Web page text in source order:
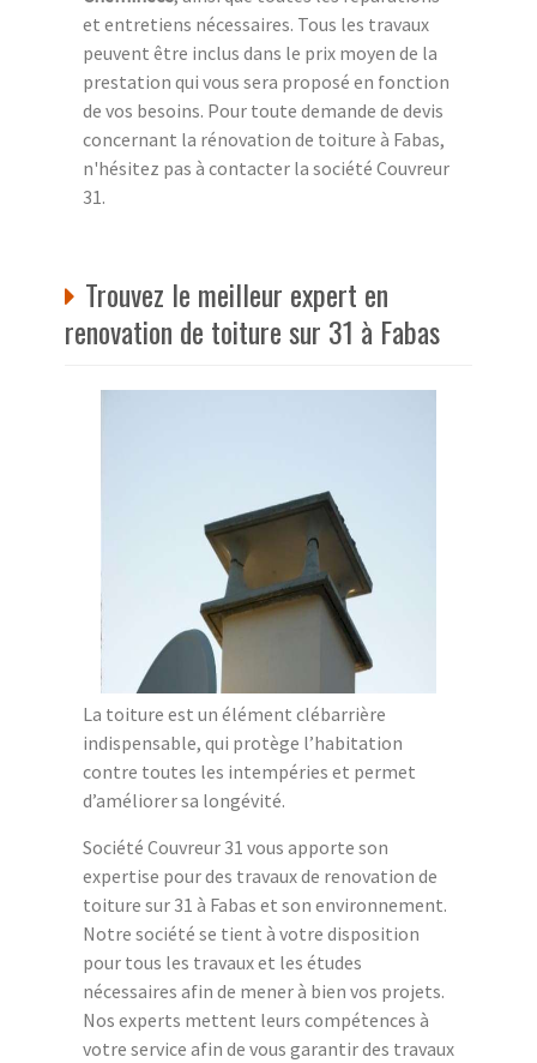
et entretiens nécessaires. Tous les travaux
peuvent être inclus dans le prix moyen de la
prestation qui vous sera proposé en fonction
de vos besoins. Pour toute demande de devis
concernant la rénovation de toiture à Fabas,
n'hésitez pas à contacter la société Couvreur
31.
Trouvez le meilleur expert en
renovation de toiture sur 31 à Fabas
La toiture est un élément clébarrière
indispensable, qui protège l’habitation
contre toutes les intempéries et permet
d’améliorer sa longévité.
Société Couvreur 31 vous apporte son
expertise pour des travaux de renovation de
toiture sur 31 à Fabas et son environnement.
Notre société se tient à votre disposition
pour tous les travaux et les études
nécessaires afin de mener à bien vos projets.
Nos experts mettent leurs compétences à
votre service afin de vous garantir des travaux